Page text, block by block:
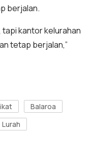
berjalan.
tapi kantor kelurahan
tetap berjalan,”
Balaroa
Lurah